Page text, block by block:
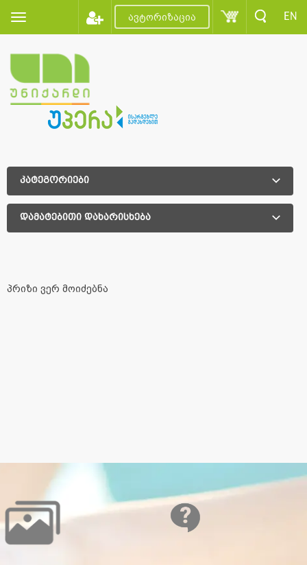
ავტორიზაცია EN
კატეგორიები
დამატებითი დახარისხება
პრიზი ვერ მოიძებნა